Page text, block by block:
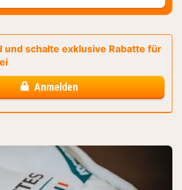
und schalte exklusive Rabatte für
Anmelden